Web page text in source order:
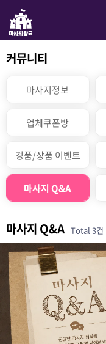
커뮤니티
마사지정보
업체쿠폰방
경품/상품 이벤트
마사지 Q&A
마사지 Q&A Total 3건